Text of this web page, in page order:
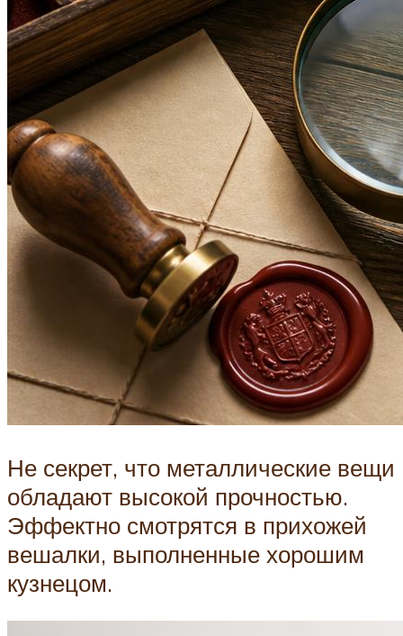
Не секрет, что металлические вещи
обладают высокой прочностью.
Эффектно смотрятся в прихожей
вешалки, выполненные хорошим
кузнецом.